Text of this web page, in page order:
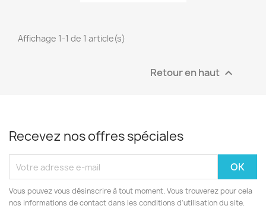
Affichage 1-1 de 1 article(s)
Retour en haut 
Recevez nos offres spéciales
Vous pouvez vous désinscrire à tout moment. Vous trouverez pour cela
nos informations de contact dans les conditions d'utilisation du site.